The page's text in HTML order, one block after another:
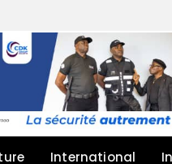
International